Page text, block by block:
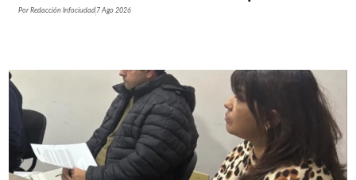
PorRedacción Infociudad 7 Ago 2026